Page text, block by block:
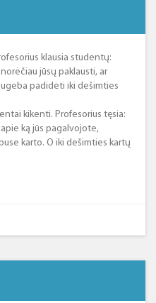
klausia studentų:
jūsų paklausti, ar
padidėti iki dešimties
kikenti. Profesorius tęsia:
ką jūs pagalvojote,
karto. O iki dešimties kartų